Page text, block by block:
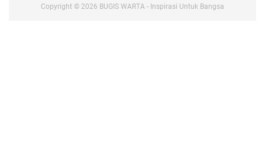
Copyright © 2026 BUGIS WARTA - Inspirasi Untuk Bangsa